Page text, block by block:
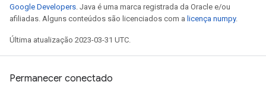
Google Developers. Java é uma marca registrada da Oracle e/ou
afiliadas. Alguns conteúdos são licenciados com a licença numpy.
Última atualização 2023-03-31 UTC.
Permanecer conectado